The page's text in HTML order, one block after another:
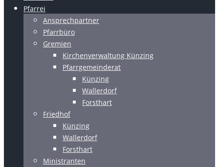
Pfarrei
Ansprechpartner
Pfarrbüro
Gremien
Kirchenverwaltung Künzing
Pfarrgemeinderat
Künzing
Wallerdorf
Forsthart
Friedhof
Künzing
Wallerdorf
Forsthart
Ministranten